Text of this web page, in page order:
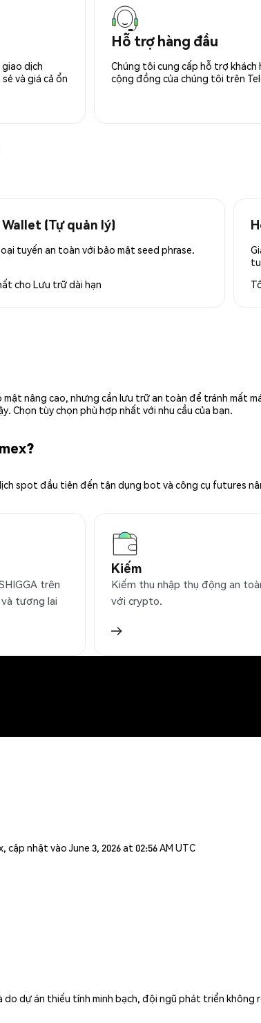
dịch
và giá cả ổn
Hỗ trợ hàng đầu
Chúng tôi cung cấp hỗ trợ
cộng đồng của chúng tôi trên
Wallet (Tự quản lý)
tuyến an toàn với bảo mật seed phrase.
cho Lưu trữ dài hạn
nâng cao, nhưng cần lưu trữ an toàn để tránh mất
Chọn tùy chọn phù hợp nhất với nhu cầu của bạn.
spot đầu tiên đến tận dụng bot và công cụ futures
trên
tương lai
Kiếm
Kiếm thu nhập thụ động an
với crypto.
nhật vào June 3, 2026 at 02:56 AM UTC
do dự án thiếu tính minh bạch, đội ngũ phát triển